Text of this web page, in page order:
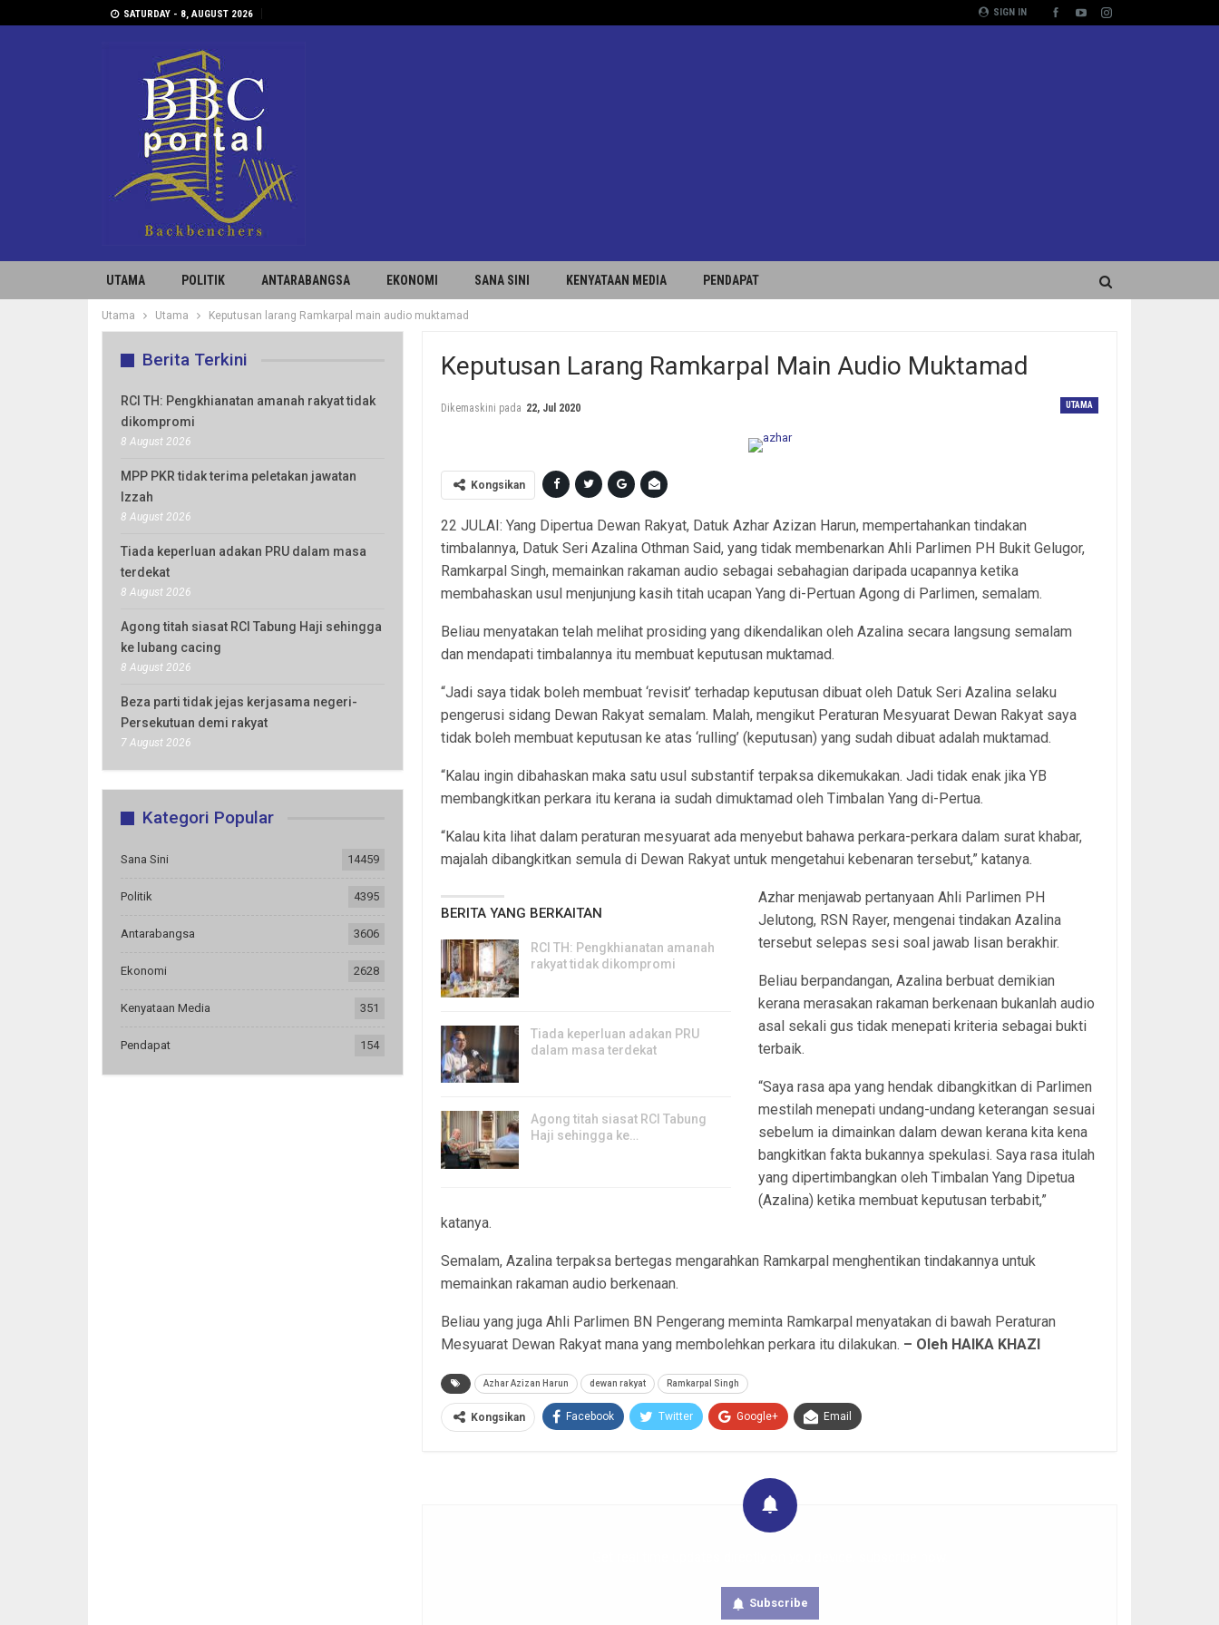
SIGN IN
SATURDAY - 8, AUGUST 2026
UTAMA POLITIK ANTARABANGSA EKONOMI SANA SINI KENYATAAN MEDIA PENDAPAT
Utama Utama Keputusan larang Ramkarpal main audio muktamad
Keputusan Larang Ramkarpal Main Audio Muktamad
UTAMA
Dikemaskini pada 22, Jul 2020
Kongsikan
22 JULAI: Yang Dipertua Dewan Rakyat, Datuk Azhar Azizan Harun, mempertahankan tindakan
timbalannya, Datuk Seri Azalina Othman Said, yang tidak membenarkan Ahli Parlimen PH Bukit Gelugor,
Ramkarpal Singh, memainkan rakaman audio sebagai sebahagian daripada ucapannya ketika
membahaskan usul menjunjung kasih titah ucapan Yang di-Pertuan Agong di Parlimen, semalam.
Beliau menyatakan telah melihat prosiding yang dikendalikan oleh Azalina secara langsung semalam
dan mendapati timbalannya itu membuat keputusan muktamad.
“Jadi saya tidak boleh membuat ‘revisit’ terhadap keputusan dibuat oleh Datuk Seri Azalina selaku
pengerusi sidang Dewan Rakyat semalam. Malah, mengikut Peraturan Mesyuarat Dewan Rakyat saya
tidak boleh membuat keputusan ke atas ‘rulling’ (keputusan) yang sudah dibuat adalah muktamad.
“Kalau ingin dibahaskan maka satu usul substantif terpaksa dikemukakan. Jadi tidak enak jika YB
membangkitkan perkara itu kerana ia sudah dimuktamad oleh Timbalan Yang di-Pertua.
“Kalau kita lihat dalam peraturan mesyuarat ada menyebut bahawa perkara-perkara dalam surat khabar,
majalah dibangkitkan semula di Dewan Rakyat untuk mengetahui kebenaran tersebut,” katanya.
BERITA YANG BERKAITAN
RCI TH: Pengkhianatan amanah
rakyat tidak dikompromi
Tiada keperluan adakan PRU
dalam masa terdekat
Agong titah siasat RCI Tabung
Haji sehingga ke…
Azhar menjawab pertanyaan Ahli Parlimen PH
Jelutong, RSN Rayer, mengenai tindakan Azalina
tersebut selepas sesi soal jawab lisan berakhir.
Beliau berpandangan, Azalina berbuat demikian
kerana merasakan rakaman berkenaan bukanlah audio
asal sekali gus tidak menepati kriteria sebagai bukti
terbaik.
“Saya rasa apa yang hendak dibangkitkan di Parlimen
mestilah menepati undang-undang keterangan sesuai
sebelum ia dimainkan dalam dewan kerana kita kena
bangkitkan fakta bukannya spekulasi. Saya rasa itulah
yang dipertimbangkan oleh Timbalan Yang Dipetua
(Azalina) ketika membuat keputusan terbabit,”
katanya.
Semalam, Azalina terpaksa bertegas mengarahkan Ramkarpal menghentikan tindakannya untuk
memainkan rakaman audio berkenaan.
Beliau yang juga Ahli Parlimen BN Pengerang meminta Ramkarpal menyatakan di bawah Peraturan
Mesyuarat Dewan Rakyat mana yang membolehkan perkara itu dilakukan. – Oleh HAIKA KHAZI
Azhar Azizan Harun dewan rakyat Ramkarpal Singh
Kongsikan Facebook Twitter Google+ Email
Subscribe
Berita Terkini
RCI TH: Pengkhianatan amanah rakyat tidak
dikompromi
8 August 2026
MPP PKR tidak terima peletakan jawatan
Izzah
8 August 2026
Tiada keperluan adakan PRU dalam masa
terdekat
8 August 2026
Agong titah siasat RCI Tabung Haji sehingga
ke lubang cacing
8 August 2026
Beza parti tidak jejas kerjasama negeri-
Persekutuan demi rakyat
7 August 2026
Kategori Popular
Sana Sini 14459
Politik 4395
Antarabangsa 3606
Ekonomi 2628
Kenyataan Media 351
Pendapat 154